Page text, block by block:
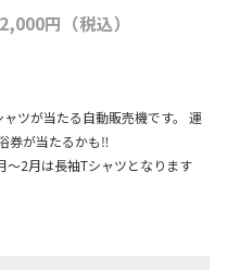
2,000円（税込）
ツが当たる自動販売機です。 運
券が当たるかも‼
2月は長袖Tシャツとなります